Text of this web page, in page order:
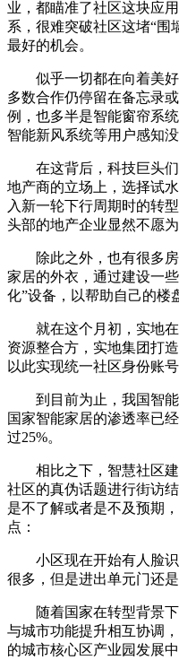
业，都瞄准了社区这块应
系，很难突破社区这堵“围
最好的机会。
似乎一切都在向着美好
多数合作仍停留在备忘录
例，也多半是智能窗帘系
智能新风系统等用户感知
在这背后，科技巨头们
地产商的立场上，选择试
入新一轮下行周期时的转
头部的地产企业显然不愿为
除此之外，也有很多房
家居的外衣，通过建设一
化”设备，以帮助自己的楼
就在这个月初，实地在
资源整合方，实地集团打
以此实现统一社区身份账
到目前为止，我国智能
国家智能家居的渗透率已
过25%。
相比之下，智慧社区建
社区的真伪话题进行街访
是不了解或者是不及预期
点：
小区现在开始有人脸识
很多，但是进出单元门还
随着国家在转型背景下
与城市功能提升相互协调
的城市核心区产业园发展